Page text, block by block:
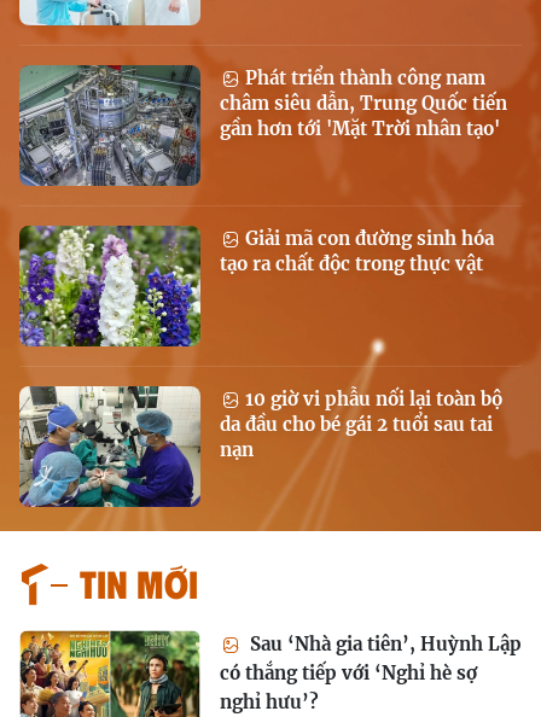
Phát triển thành công nam
châm siêu dẫn, Trung Quốc tiến
gần hơn tới 'Mặt Trời nhân tạo'
Giải mã con đường sinh hóa
tạo ra chất độc trong thực vật
10 giờ vi phẫu nối lại toàn bộ
da đầu cho bé gái 2 tuổi sau tai
nạn
Tin mới
Sau ‘Nhà gia tiên’, Huỳnh Lập
có thắng tiếp với ‘Nghỉ hè sợ
nghỉ hưu’?